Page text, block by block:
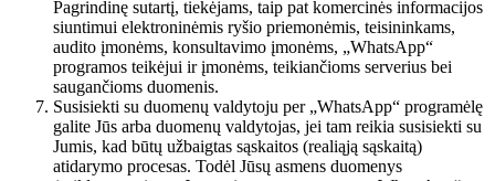
Pagrindinę sutartį, tiekėjams, taip pat komercinės informacijos
siuntimui elektroninėmis ryšio priemonėmis, teisininkams,
audito įmonėms, konsultavimo įmonėms, „WhatsApp“
programos teikėjui ir įmonėms, teikiančioms serverius bei
saugančioms duomenis.
Susisiekti su duomenų valdytoju per „WhatsApp“ programėlę
galite Jūs arba duomenų valdytojas, jei tam reikia susisiekti su
Jumis, kad būtų užbaigtas sąskaitos (realiąją sąskaitą)
atidarymo procesas. Todėl Jūsų asmens duomenys